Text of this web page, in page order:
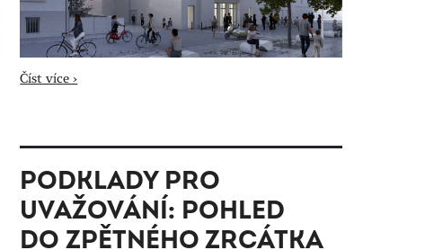
Číst více ›
PODKLADY PRO
UVAŽOVÁNÍ: POHLED
DO ZPĚTNÉHO ZRCÁTKA